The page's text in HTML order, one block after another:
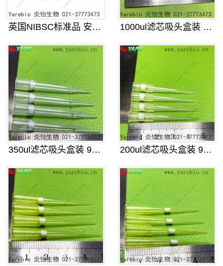
英国NIBSC标准品 安瓿瓶开瓶器 1000ul滤芯吸头盒装 96孔加
350ul滤芯吸头盒装 96孔 可 200ul滤芯吸头盒装 96孔 可